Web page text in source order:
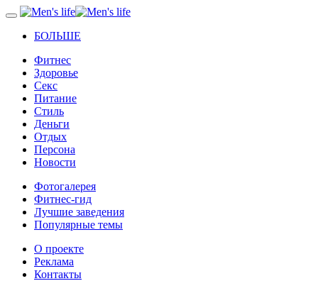
БОЛЬШЕ
Фитнес
Здоровье
Секс
Питание
Стиль
Деньги
Отдых
Персона
Новости
Фотогалерея
Фитнес-гид
Лучшие заведения
Популярные темы
О проекте
Реклама
Контакты